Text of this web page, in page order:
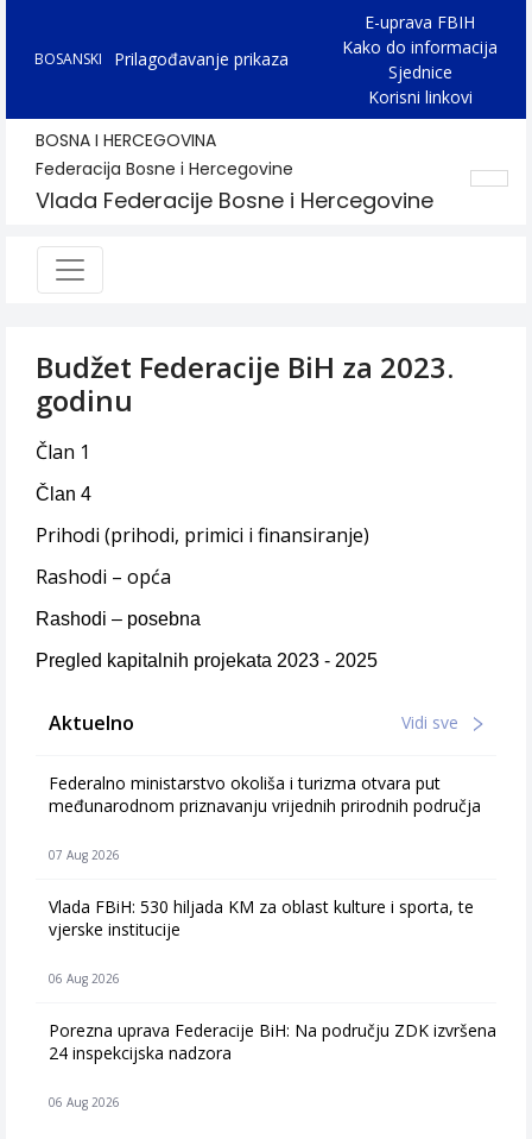
BOSANSKI Prilagođavanje prikaza
E-uprava FBIH
Kako do informacija
Sjednice
Korisni linkovi
BOSNA I HERCEGOVINA
Federacija Bosne i Hercegovine
Vlada Federacije Bosne i Hercegovine
Budžet Federacije BiH za 2023.
godinu
Član 1
Član 4
Prihodi (prihodi, primici i finansiranje)
Rashodi – opća
Rashodi – posebna
Pregled kapitalnih projekata 2023 - 2025
Aktuelno Vidi sve
Federalno ministarstvo okoliša i turizma otvara put
međunarodnom priznavanju vrijednih prirodnih područja
07 Aug 2026
Vlada FBiH: 530 hiljada KM za oblast kulture i sporta, te
vjerske institucije
06 Aug 2026
Porezna uprava Federacije BiH: Na području ZDK izvršena
24 inspekcijska nadzora
06 Aug 2026